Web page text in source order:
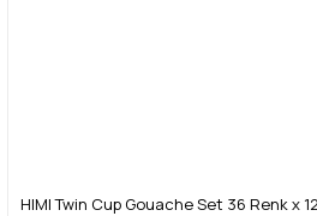
HIMI Twin Cup Gouache Set 36 Renk x